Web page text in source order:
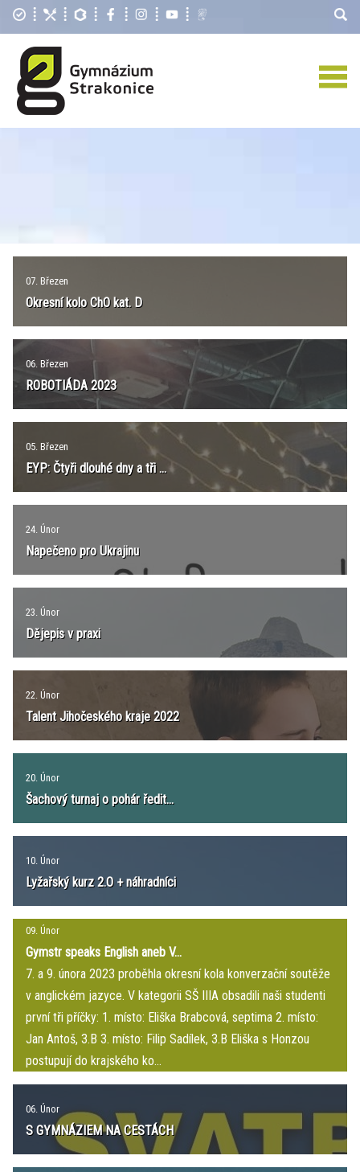
07. Březen
Okresní kolo ChO kat. D
06. Březen
ROBOTIÁDA 2023
05. Březen
EYP: Čtyři dlouhé dny a tři ...
24. Únor
Napečeno pro Ukrajinu
23. Únor
Dějepis v praxi
22. Únor
Talent Jihočeského kraje 2022
20. Únor
Šachový turnaj o pohár ředit...
10. Únor
Lyžařský kurz 2.O + náhradníci
09. Únor
Gymstr speaks English aneb V...
7. a 9. února 2023 proběhla okresní kola konverzační soutěže
v anglickém jazyce. V kategorii SŠ IIIA obsadili naši studenti
první tři příčky: 1. místo: Eliška Brabcová, septima 2. místo:
Jan Antoš, 3.B 3. místo: Filip Sadílek, 3.B Eliška s Honzou
postupují do krajského ko...
06. Únor
S GYMNÁZIEM NA CESTÁCH